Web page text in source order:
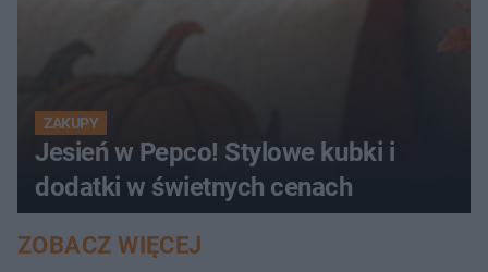
ZAKUPY
Jesień w Pepco! Stylowe kubki i
dodatki w świetnych cenach
ZOBACZ WIĘCEJ